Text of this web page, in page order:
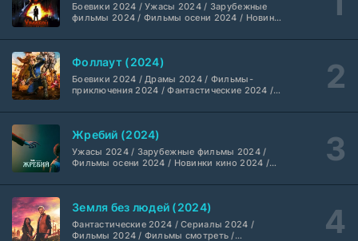
Вторая мировая война с Томом Хэнксом (2026)
Анна медиум (2021-2026)
1-5 сезон
2 серия
Не требуется
Преступление с низким IQ (2026)
1 сезон
DubLik.TV
Страна боев (2026)
1 сезон
1 серия
Боевики 2024 / Ужасы 2024 / Зарубежные
фильмы 2024 / Фильмы осени 2024 / Новинки
2024 / Американские фильмы / Фильмы
высоким рейтингом / Интересные фильмы /
Крутые фильмы / Популярные фильмы
Фоллаут (2024)
Боевики 2024 / Драмы 2024 / Фильмы-
приключения 2024 / Фантастические 2024 /
смотреть / Сериалы в 4K UHD / Американские
Жребий (2024)
Ужасы 2024 / Зарубежные фильмы 2024 /
Фильмы осени 2024 / Новинки кино 2024 /
Американские фильмы / Фильмы смотреть /
фильмы / Крутые фильмы / Популярные
фильмы
Земля без людей (2024)
Фантастические 2024 / Сериалы 2024 /
Фильмы 2024 / Фильмы смотреть /